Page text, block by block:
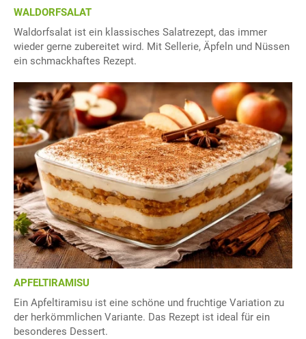
WALDORFSALAT
Waldorfsalat ist ein klassisches Salatrezept, das immer
wieder gerne zubereitet wird. Mit Sellerie, Äpfeln und Nüssen
ein schmackhaftes Rezept.
APFELTIRAMISU
Ein Apfeltiramisu ist eine schöne und fruchtige Variation zu
der herkömmlichen Variante. Das Rezept ist ideal für ein
besonderes Dessert.